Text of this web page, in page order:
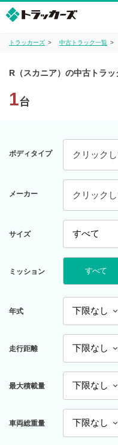
トラッカーズ 中古トラック一覧
R（スカニア）の中古トラッ
1台
ボディタイプ クリック
メーカー クリック
サイズ
ミッション すべて
年式
走行距離
最大積載量
車両総重量